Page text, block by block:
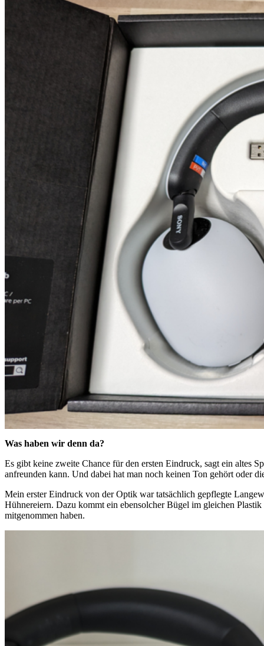
Was haben wir denn da?
Es gibt keine zweite Chance für den ersten Eindruck, sagt ein altes
anfreunden kann. Und dabei hat man noch keinen Ton gehört oder
Mein erster Eindruck von der Optik war tatsächlich gepflegte
Hühnereiern. Dazu kommt ein ebensolcher Bügel im gleichen
mitgenommen haben.